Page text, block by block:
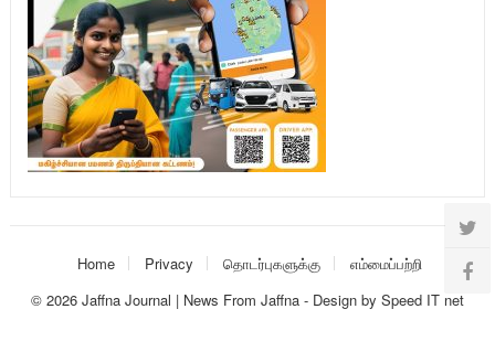
Home Privacy தொடர்புகளுக்கு
எம்மைப்பற்றி
© 2026 Jaffna Journal | News From Jaffna- Design by Speed IT net